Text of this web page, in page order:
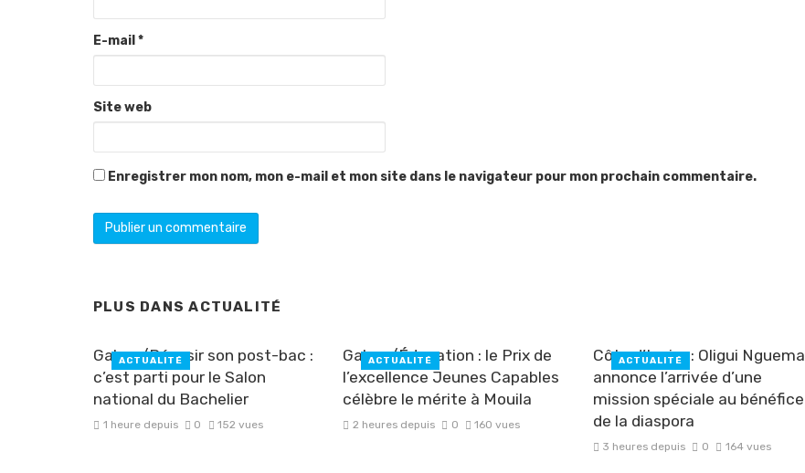
E-mail*
Site web
Enregistrer mon nom, mon e-mail et mon site dans le navigateur pour mon prochain commentaire.
PLUS DANSACTUALITÉ
Gabon/Réussir son post-bac :
c’est parti pour le Salon
national du Bachelier
1 heure depuis 0 152 vues
ACTUALITÉ
Gabon/Éducation : le Prix de
l’excellence Jeunes Capables
célèbre le mérite à Mouila
2 heures depuis 0 160 vues
ACTUALITÉ
Côte d’Ivoire : Oligui Nguema
annonce l’arrivée d’une
mission spéciale au bénéfice
de la diaspora
3 heures depuis 0 164 vues
ACTUALITÉ